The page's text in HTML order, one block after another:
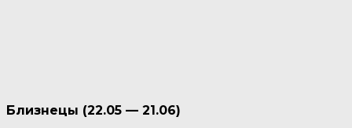
Близнецы (22.05 — 21.06)